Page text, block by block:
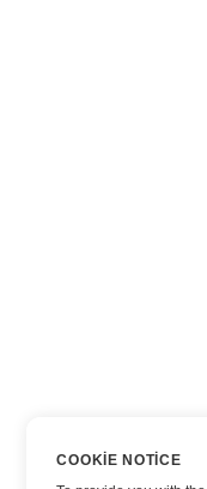
COOKIE NOTICE